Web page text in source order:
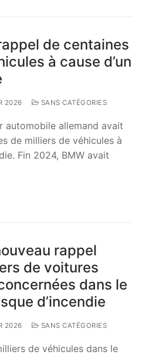
de centaines
à cause d’un
2026 SANS CATÉGORIES
automobile allemand avait
de milliers de véhicules à
Fin 2024, BMW avait
rappel
de voitures
dans le
d’incendie
2026 SANS CATÉGORIES
de véhicules dans le